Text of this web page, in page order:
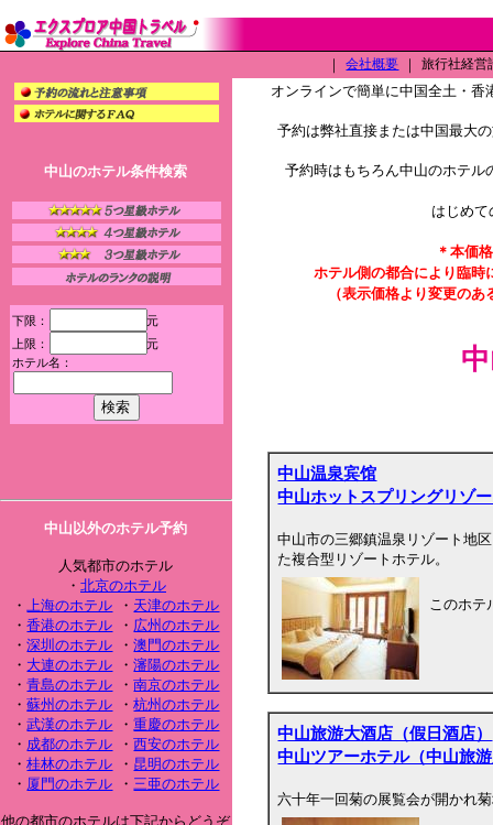
｜ 会社概要 ｜ 旅行社経営
中山のホテル条件検索
下限：
元
上限：
元
ホテル名：
中山以外のホテル予約
人気都市のホテル
・ 北京のホテル
・上海のホテル ・ 天津のホテル
・香港のホテル ・ 広州のホテル
・深圳のホテル ・澳門のホテル
・ 大連のホテル ・瀋陽のホテル
・青島のホテル ・南京のホテル
・蘇州のホテル ・杭州のホテル
・武漢のホテル ・重慶のホテル
・ 成都のホテル ・西安のホテル
・桂林のホテル ・ 昆明のホテル
・ 厦門のホテル ・三亜のホテル
他の都市のホテルは下記からどうぞ
オンラインで簡単に中国全土・
予約は弊社直接または中国最大
予約時はもちろん中山のホテ
はじめ
＊本価
ホテル側の都合により臨時
（表示価格より変更の
中山温泉宾馆
中山ホットスプリングリゾ
中山市の三郷鎮温泉リゾート地
た複合型リゾートホテル。
このホテ
中山旅游大酒店（假日酒店）
中山ツアーホテル（中山旅
六十年一回菊の展覧会が開かれ